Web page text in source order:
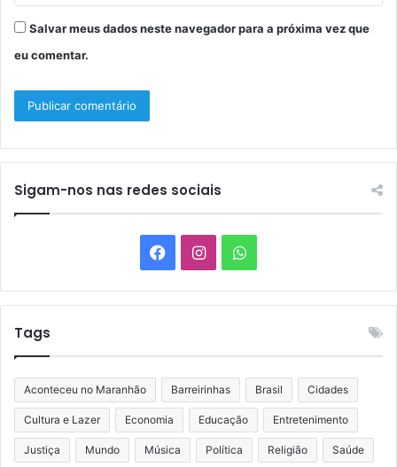
Salvar meus dados neste navegador para a próxima vez que
eu comentar.
Sigam-nos nas redes sociais
FacebookInstagramWhatsApp
Tags
Aconteceu no Maranhão Barreirinhas Brasil Cidades
Cultura e Lazer Economia Educação Entretenimento
Justiça Mundo Música Política Religião Saúde